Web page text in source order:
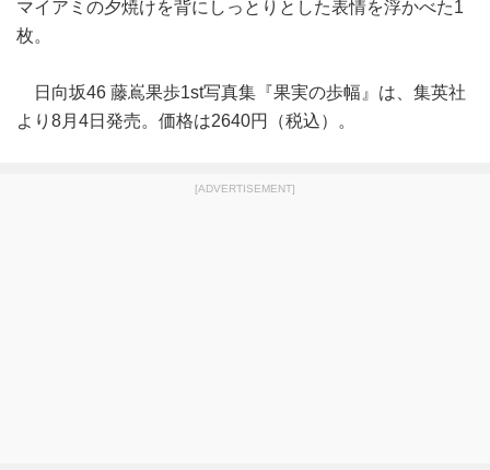
マイアミの夕焼けを背にしっとりとした表情を浮かべた1
枚。
日向坂46 藤嶌果歩1st写真集『果実の歩幅』は、集英社
より8月4日発売。価格は2640円（税込）。
[ADVERTISEMENT]